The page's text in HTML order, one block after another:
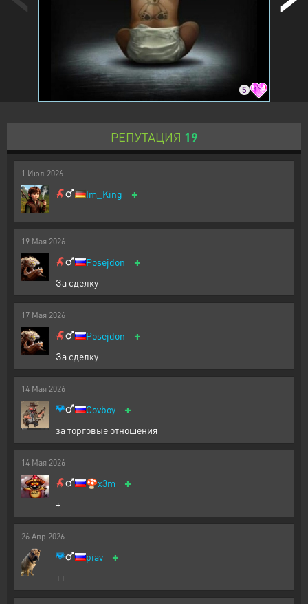
5
РЕПУТАЦИЯ 19
1 Июл 2026
Im_King +
19 Мая 2026
Posejdon +
За сделку
17 Мая 2026
Posejdon +
За сделку
14 Мая 2026
Covboy +
за торговые отношения
14 Мая 2026
🍄x3m +
+
26 Апр 2026
piav +
++